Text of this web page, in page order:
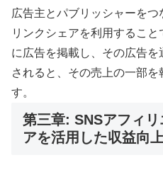
広告主とパブリッシャーをつ
リンクシェアを利用するこ
に広告を掲載し、その広告
されると、その売上の一部
す。
第三章: SNSアフィ
アを活用した収益向